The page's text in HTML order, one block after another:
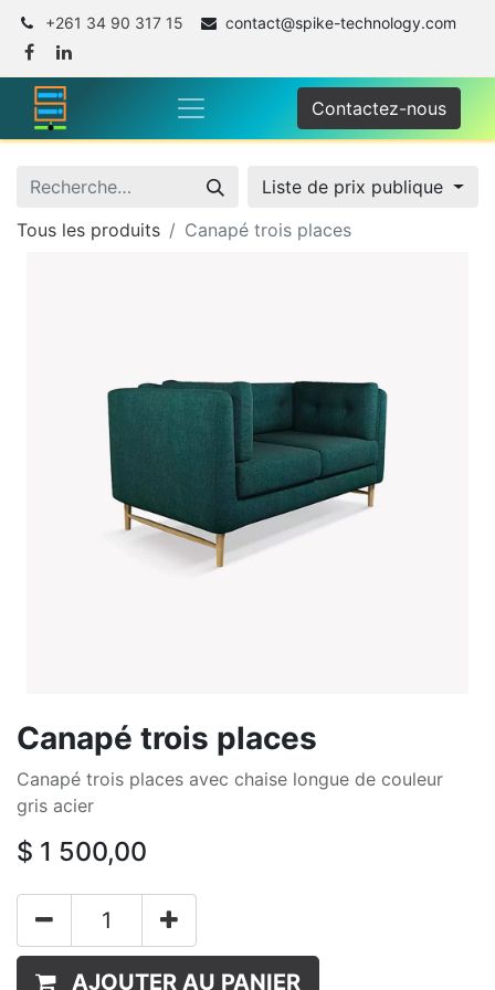
+261 34 90 317 15 contact@spike-technology.com
Contactez-nous
Liste de prix publique
Tous les produits
Canapé trois places
Canapé trois places
Canapé trois places avec chaise longue de couleur
gris acier
$ 1 500,00
AJOUTER AU PANIER